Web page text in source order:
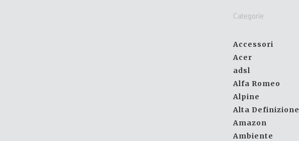
Categorie
Accessori
Acer
adsl
Alfa Romeo
Alpine
Alta Definizione
Amazon
Ambiente